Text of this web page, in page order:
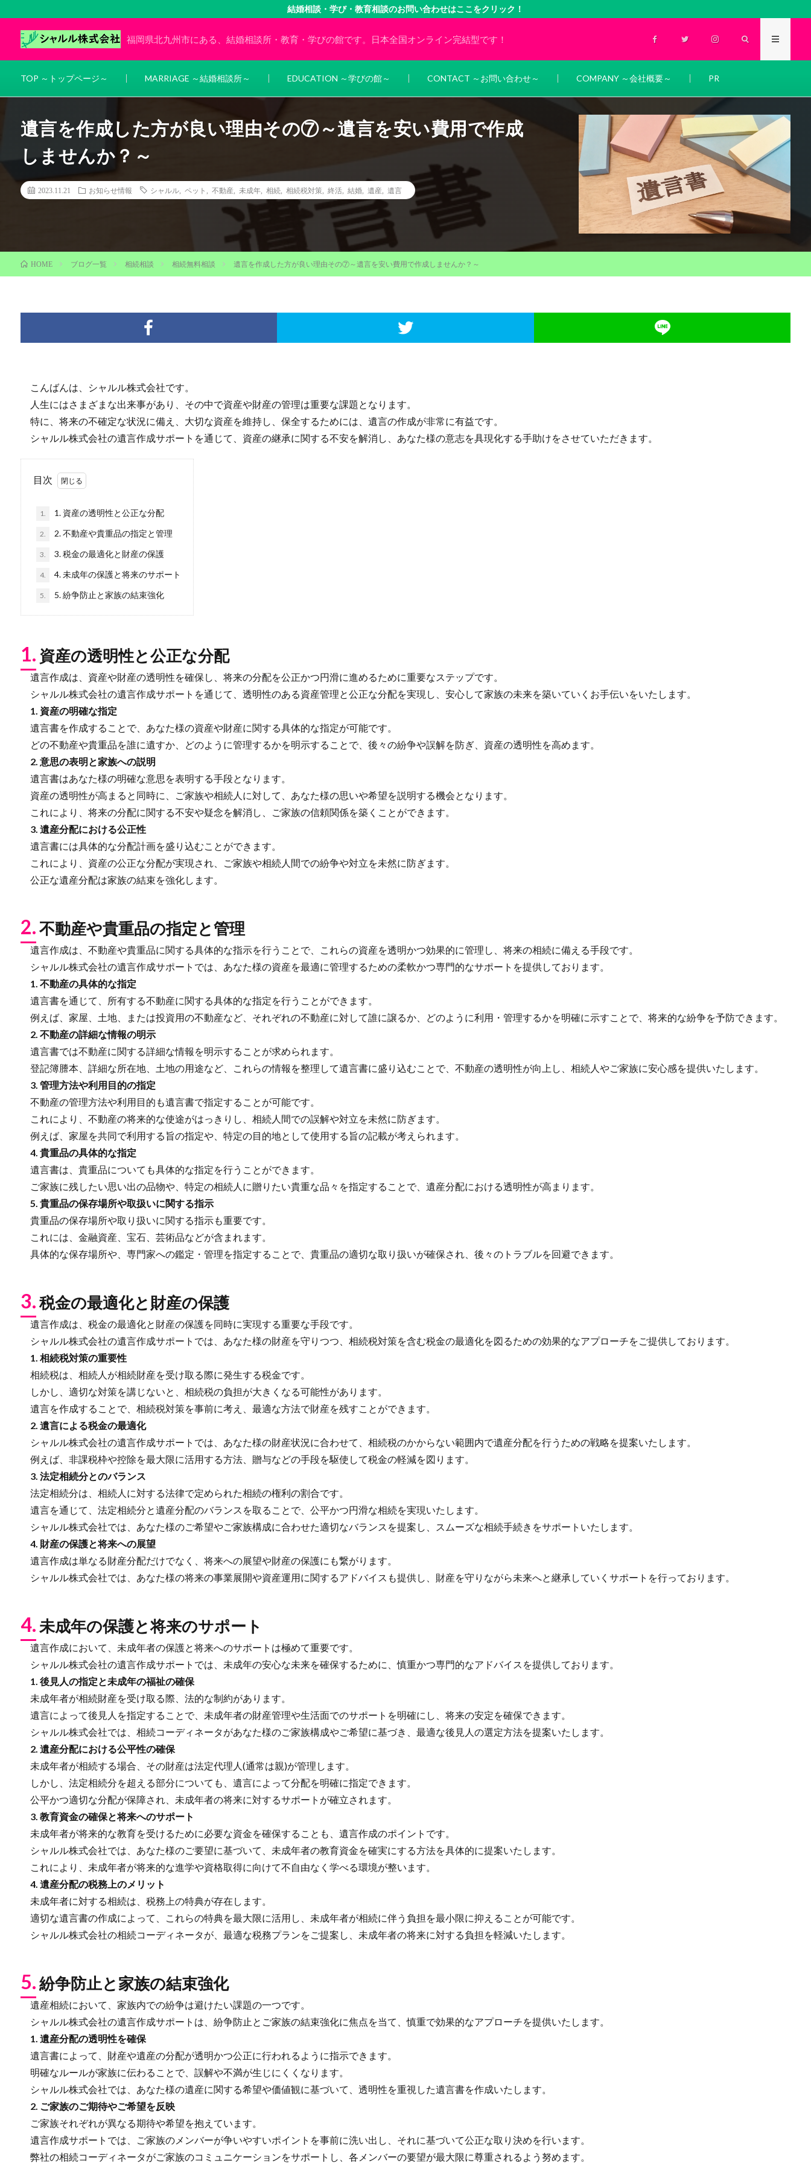
結婚相談・学び・教育相談のお問い合わせはここをクリック！
福岡県北九州市にある、結婚相談所・教育・学びの館です。日本全国オンライン完結型です！
TOP ～トップページ～ MARRIAGE ～結婚相談所～ EDUCATION ～学びの館～ CONTACT ～お問い合わせ～ COMPANY ～会社概要～ PR
遺言を作成した方が良い理由その⑦～遺言を安い費用で作成
しませんか？～
2023.11.21 お知らせ情報 シャルル, ペット 不動産, 未成年, 相続, 相続税対策, 終活, 結婚, 遺産, 遺言
HOME ブログ一覧 相続相談 相続無料相談 遺言を作成した方が良い理由その⑦～遺言を安い費用で作成しませんか？～
こんばんは、シャルル株式会社です。
人生にはさまざまな出来事があり、その中で資産や財産の管理は重要な課題となります。
特に、将来の不確定な状況に備え、大切な資産を維持し、保全するためには、遺言の作成が非常に有益です。
シャルル株式会社の遺言作成サポートを通じて、資産の継承に関する不安を解消し、あなた様の意志を具現化する手助けをさせていただきます。
目次
1. 1. 資産の透明性と公正な分配
2. 2. 不動産や貴重品の指定と管理
3. 3. 税金の最適化と財産の保護
4. 4. 未成年の保護と将来のサポート
5. 5. 紛争防止と家族の結束強化
1. 資産の透明性と公正な分配
遺言作成は、資産や財産の透明性を確保し、将来の分配を公正かつ円滑に進めるために重要なステップです。
シャルル株式会社の遺言作成サポートを通じて、透明性のある資産管理と公正な分配を実現し、安心して家族の未来を築いていくお手伝いをいたします。
1. 資産の明確な指定
遺言書を作成することで、あなた様の資産や財産に関する具体的な指定が可能です。
どの不動産や貴重品を誰に遺すか、どのように管理するかを明示することで、後々の紛争や誤解を防ぎ、資産の透明性を高めます。
2. 意思の表明と家族への説明
遺言書はあなた様の明確な意思を表明する手段となります。
資産の透明性が高まると同時に、ご家族や相続人に対して、あなた様の思いや希望を説明する機会となります。
これにより、将来の分配に関する不安や疑念を解消し、ご家族の信頼関係を築くことができます。
3. 遺産分配における公正性
遺言書には具体的な分配計画を盛り込むことができます。
これにより、資産の公正な分配が実現され、ご家族や相続人間での紛争や対立を未然に防ぎます。
公正な遺産分配は家族の結束を強化します。
2.不動産や貴重品の指定と管理
遺言作成は、不動産や貴重品に関する具体的な指示を行うことで、これらの資産を透明かつ効果的に管理し、将来の相続に備える手段です。
シャルル株式会社の遺言作成サポートでは、あなた様の資産を最適に管理するための柔軟かつ専門的なサポートを提供しております。
1. 不動産の具体的な指定
遺言書を通じて、所有する不動産に関する具体的な指定を行うことができます。
例えば、家屋、土地、または投資用の不動産など、それぞれの不動産に対して誰に譲るか、どのように利用・管理するかを明確に示すことで、将来的な紛争を予防できます。
2. 不動産の詳細な情報の明示
遺言書では不動産に関する詳細な情報を明示することが求められます。
登記簿謄本、詳細な所在地、土地の用途など、これらの情報を整理して遺言書に盛り込むことで、不動産の透明性が向上し、相続人やご家族に安心感を提供いたします。
3. 管理方法や利用目的の指定
不動産の管理方法や利用目的も遺言書で指定することが可能です。
これにより、不動産の将来的な使途がはっきりし、相続人間での誤解や対立を未然に防ぎます。
例えば、家屋を共同で利用する旨の指定や、特定の目的地として使用する旨の記載が考えられます。
4. 貴重品の具体的な指定
遺言書は、貴重品についても具体的な指定を行うことができます。
ご家族に残したい思い出の品物や、特定の相続人に贈りたい貴重な品々を指定することで、遺産分配における透明性が高まります。
5. 貴重品の保存場所や取扱いに関する指示
貴重品の保存場所や取り扱いに関する指示も重要です。
これには、金融資産、宝石、芸術品などが含まれます。
具体的な保存場所や、専門家への鑑定・管理を指定することで、貴重品の適切な取り扱いが確保され、後々のトラブルを回避できます。
3.税金の最適化と財産の保護
遺言作成は、税金の最適化と財産の保護を同時に実現する重要な手段です。
シャルル株式会社の遺言作成サポートでは、あなた様の財産を守りつつ、相続税対策を含む税金の最適化を図るための効果的なアプローチをご提供しております。
1. 相続税対策の重要性
相続税は、相続人が相続財産を受け取る際に発生する税金です。
しかし、適切な対策を講じないと、相続税の負担が大きくなる可能性があります。
遺言を作成することで、相続税対策を事前に考え、最適な方法で財産を残すことができます。
2. 遺言による税金の最適化
シャルル株式会社の遺言作成サポートでは、あなた様の財産状況に合わせて、相続税のかからない範囲内で遺産分配を行うための戦略を提案いたします。
例えば、非課税枠や控除を最大限に活用する方法、贈与などの手段を駆使して税金の軽減を図ります。
3. 法定相続分とのバランス
法定相続分は、相続人に対する法律で定められた相続の権利の割合です。
遺言を通じて、法定相続分と遺産分配のバランスを取ることで、公平かつ円滑な相続を実現いたします。
シャルル株式会社では、あなた様のご希望やご家族構成に合わせた適切なバランスを提案し、スムーズな相続手続きをサポートいたします。
4. 財産の保護と将来への展望
遺言作成は単なる財産分配だけでなく、将来への展望や財産の保護にも繋がります。
シャルル株式会社では、あなた様の将来の事業展開や資産運用に関するアドバイスも提供し、財産を守りながら未来へと継承していくサポートを行っております。
4.未成年の保護と将来のサポート
遺言作成において、未成年者の保護と将来へのサポートは極めて重要です。
シャルル株式会社の遺言作成サポートでは、未成年の安心な未来を確保するために、慎重かつ専門的なアドバイスを提供しております。
1. 後見人の指定と未成年の福祉の確保
未成年者が相続財産を受け取る際、法的な制約があります。
遺言によって後見人を指定することで、未成年者の財産管理や生活面でのサポートを明確にし、将来の安定を確保できます。
シャルル株式会社では、相続コーディネータがあなた様のご家族構成やご希望に基づき、最適な後見人の選定方法を提案いたします。
2. 遺産分配における公平性の確保
未成年者が相続する場合、その財産は法定代理人(通常は親)が管理します。
しかし、法定相続分を超える部分についても、遺言によって分配を明確に指定できます。
公平かつ適切な分配が保障され、未成年者の将来に対するサポートが確立されます。
3. 教育資金の確保と将来へのサポート
未成年者が将来的な教育を受けるために必要な資金を確保することも、遺言作成のポイントです。
シャルル株式会社では、あなた様のご要望に基づいて、未成年者の教育資金を確実にする方法を具体的に提案いたします。
これにより、未成年者が将来的な進学や資格取得に向けて不自由なく学べる環境が整います。
4. 遺産分配の税務上のメリット
未成年者に対する相続は、税務上の特典が存在します。
適切な遺言書の作成によって、これらの特典を最大限に活用し、未成年者が相続に伴う負担を最小限に抑えることが可能です。
シャルル株式会社の相続コーディネータが、最適な税務プランをご提案し、未成年者の将来に対する負担を軽減いたします。
5.紛争防止と家族の結束強化
遺産相続において、家族内での紛争は避けたい課題の一つです。
シャルル株式会社の遺言作成サポートは、紛争防止とご家族の結束強化に焦点を当て、慎重で効果的なアプローチを提供いたします。
1. 遺産分配の透明性を確保
遺言書によって、財産や遺産の分配が透明かつ公正に行われるように指示できます。
明確なルールが家族に伝わることで、誤解や不満が生じにくくなります。
シャルル株式会社では、あなた様の遺産に関する希望や価値観に基づいて、透明性を重視した遺言書を作成いたします。
2. ご家族のご期待やご希望を反映
ご家族それぞれが異なる期待や希望を抱えています。
遺言作成サポートでは、ご家族のメンバーが争いやすいポイントを事前に洗い出し、それに基づいて公正な取り決めを行います。
弊社の相続コーディネータがご家族のコミュニケーションをサポートし、各メンバーの要望が最大限に尊重されるよう努めます。